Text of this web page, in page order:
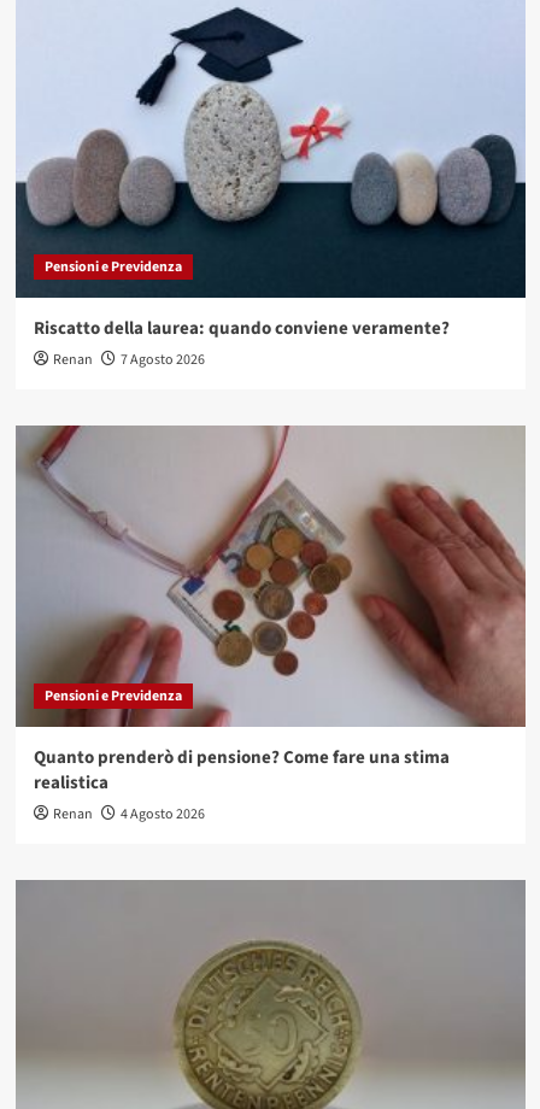
Pensioni e Previdenza
Riscatto della laurea: quando conviene veramente?
Renan 7 Agosto 2026
Pensioni e Previdenza
Quanto prenderò di pensione? Come fare una stima
realistica
Renan 4 Agosto 2026